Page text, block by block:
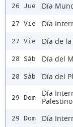
26 Jue Día
27 Vie Día
27 Vie Día de
28 Sáb Día del
28 Sáb Día del
29 Dom
Día
Palestino
29 Dom Día